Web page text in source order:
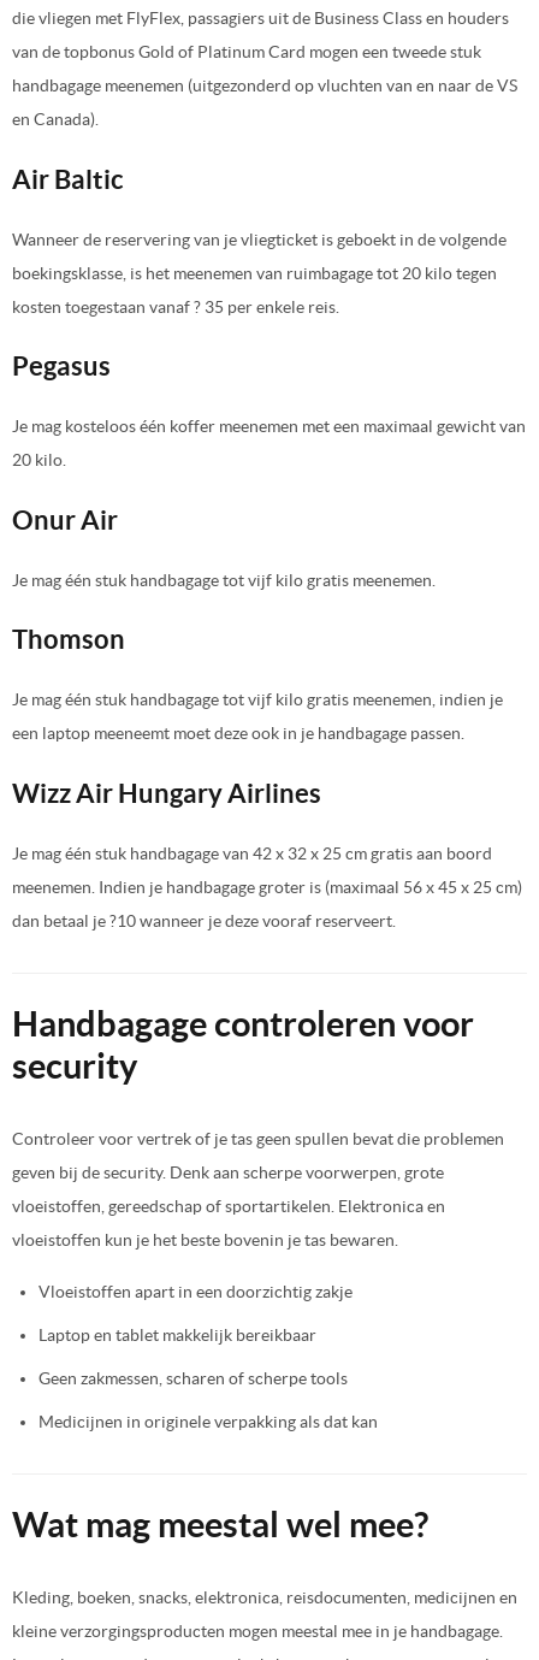
die vliegen met FlyFlex, passagiers uit de Business Class en houders
van de topbonus Gold of Platinum Card mogen een tweede stuk
handbagage meenemen (uitgezonderd op vluchten van en naar de VS
en Canada).
Air Baltic
Wanneer de reservering van je vliegticket is geboekt in de volgende
boekingsklasse, is het meenemen van ruimbagage tot 20 kilo tegen
kosten toegestaan vanaf ? 35 per enkele reis.
Pegasus
Je mag kosteloos één koffer meenemen met een maximaal gewicht van
20 kilo.
Onur Air
Je mag één stuk handbagage tot vijf kilo gratis meenemen.
Thomson
Je mag één stuk handbagage tot vijf kilo gratis meenemen, indien je
een laptop meeneemt moet deze ook in je handbagage passen.
Wizz Air Hungary Airlines
Je mag één stuk handbagage van 42 x 32 x 25 cm gratis aan boord
meenemen. Indien je handbagage groter is (maximaal 56 x 45 x 25 cm)
dan betaal je ?10 wanneer je deze vooraf reserveert.
Handbagage controleren voor
security
Controleer voor vertrek of je tas geen spullen bevat die problemen
geven bij de security. Denk aan scherpe voorwerpen, grote
vloeistoffen, gereedschap of sportartikelen. Elektronica en
vloeistoffen kun je het beste bovenin je tas bewaren.
Vloeistoffen apart in een doorzichtig zakje
Laptop en tablet makkelijk bereikbaar
Geen zakmessen, scharen of scherpe tools
Medicijnen in originele verpakking als dat kan
Wat mag meestal wel mee?
Kleding, boeken, snacks, elektronica, reisdocumenten, medicijnen en
kleine verzorgingsproducten mogen meestal mee in je handbagage.